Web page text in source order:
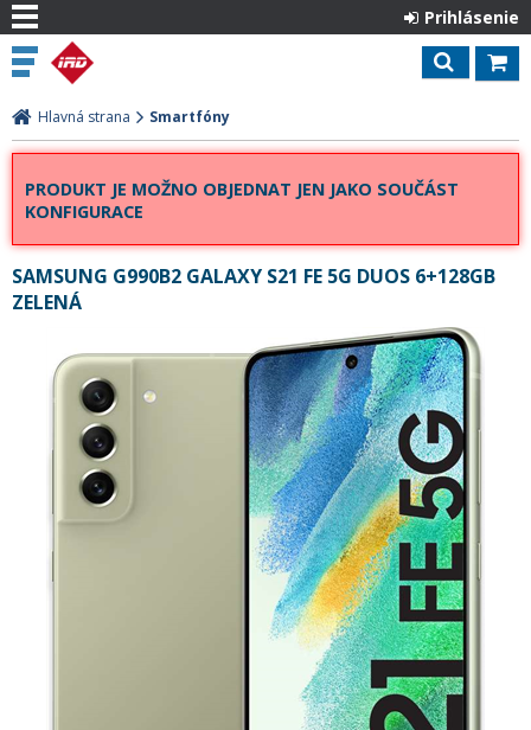
Prihlásenie
Hlavná strana Smartfóny
PRODUKT JE MOŽNO OBJEDNAT JEN JAKO SOUČÁST
KONFIGURACE
SAMSUNG G990B2 GALAXY S21 FE 5G DUOS 6+128GB
ZELENÁ